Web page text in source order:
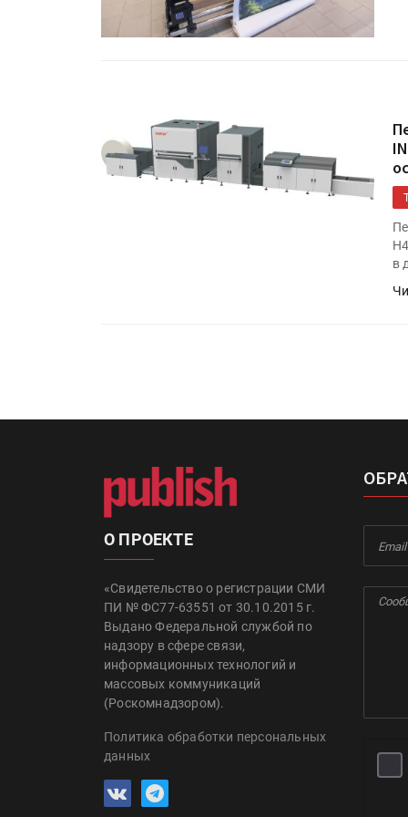
в
«Дубль В» расширяет
фольги для горячего
О ПРОЕКТЕ
«Свидетельство о регистрации СМИ
ПИ № ФС77-63551 от 30.10.2015 г.
Выдано Федеральной службой по
надзору в сфере связи,
информационных технологий и
массовых коммуникаций
(Роскомнадзором).
Политика обработки персональных
данных